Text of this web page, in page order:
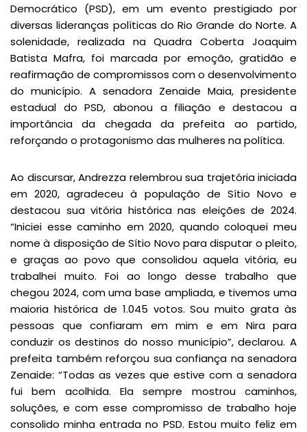
Democrático (PSD), em um evento prestigiado por
diversas lideranças políticas do Rio Grande do Norte. A
solenidade, realizada na Quadra Coberta Joaquim
Batista Mafra, foi marcada por emoção, gratidão e
reafirmação de compromissos com o desenvolvimento
do município. A senadora Zenaide Maia, presidente
estadual do PSD, abonou a filiação e destacou a
importância da chegada da prefeita ao partido,
reforçando o protagonismo das mulheres na política.
Ao discursar, Andrezza relembrou sua trajetória iniciada
em 2020, agradeceu à população de Sítio Novo e
destacou sua vitória histórica nas eleições de 2024.
“Iniciei esse caminho em 2020, quando coloquei meu
nome à disposição de Sítio Novo para disputar o pleito,
e graças ao povo que consolidou aquela vitória, eu
trabalhei muito. Foi ao longo desse trabalho que
chegou 2024, com uma base ampliada, e tivemos uma
maioria histórica de 1.045 votos. Sou muito grata às
pessoas que confiaram em mim e em Nira para
conduzir os destinos do nosso município”, declarou. A
prefeita também reforçou sua confiança na senadora
Zenaide: “Todas as vezes que estive com a senadora
fui bem acolhida. Ela sempre mostrou caminhos,
soluções, e com esse compromisso de trabalho hoje
consolido minha entrada no PSD. Estou muito feliz em